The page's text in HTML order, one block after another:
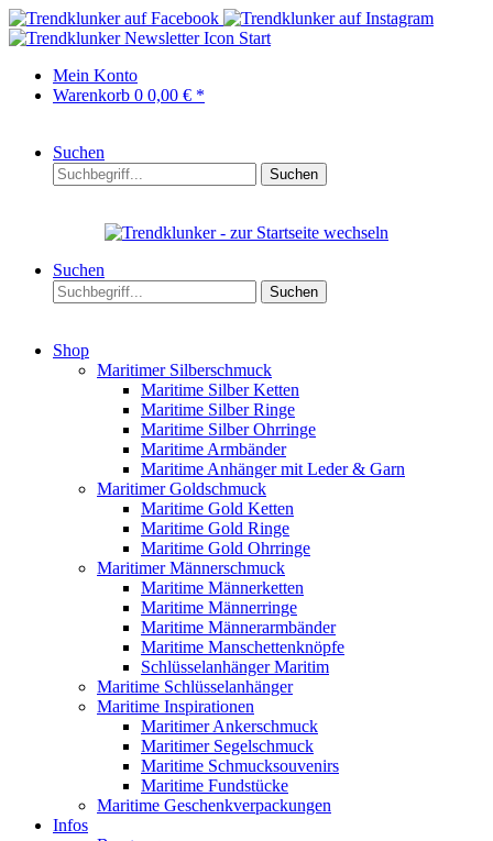
Start
Mein Konto
Warenkorb 0 0,00 € *
Suchen
Suchen
Suchen
Suchen
Shop
Maritimer Silberschmuck
Maritime Silber Ketten
Maritime Silber Ringe
Maritime Silber Ohrringe
Maritime Armbänder
Maritime Anhänger mit Leder & Garn
Maritimer Goldschmuck
Maritime Gold Ketten
Maritime Gold Ringe
Maritime Gold Ohrringe
Maritimer Männerschmuck
Maritime Männerketten
Maritime Männerringe
Maritime Männerarmbänder
Maritime Manschettenknöpfe
Schlüsselanhänger Maritim
Maritime Schlüsselanhänger
Maritime Inspirationen
Maritimer Ankerschmuck
Maritimer Segelschmuck
Maritime Schmucksouvenirs
Maritime Fundstücke
Maritime Geschenkverpackungen
Infos